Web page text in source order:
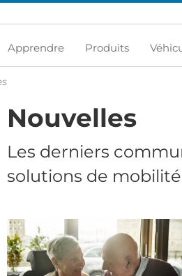
Apprendre Produits
Nouvelles
Les derniers
solutions de mobilité